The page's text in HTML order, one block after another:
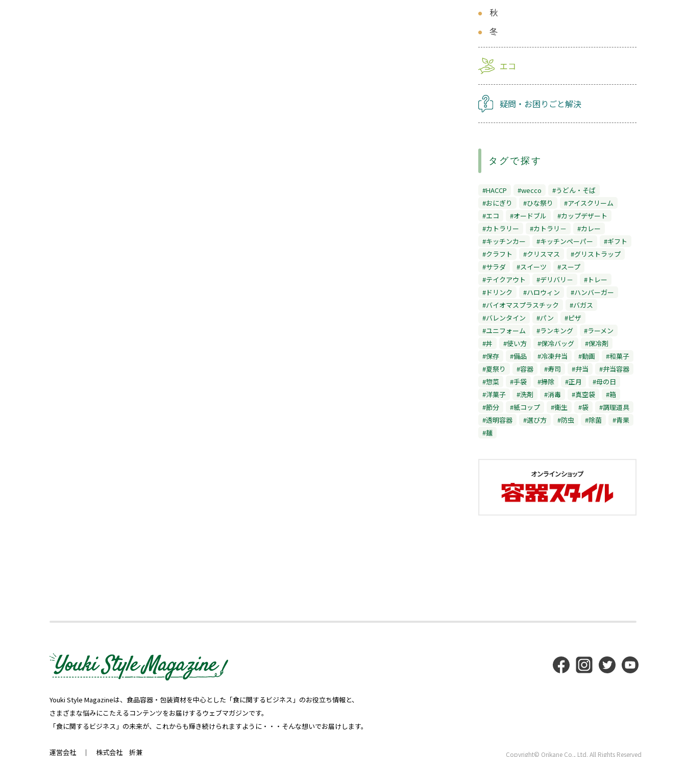
秋
冬
エコ
疑問・お困りごと解決
タグで探す
#HACCP #wecco
#うどん・そば
#おにぎり
#ひな祭り
#アイスクリーム
#エコ
#オードブル
#カップデザート
#カトラリー
#カトラリ－
#カレー
#キッチンカー
#キッチンペーパー
#ギフト
#クラフト
#クリスマス
#グリストラップ
#サラダ
#スイーツ
#スープ
#テイクアウト
#デリバリ－
#トレー
#ドリンク
#ハロウィン
#ハンバーガー
#バイオマスプラスチック
#バガス
#バレンタイン
#パン
#ピザ
#ユニフォーム
#ランキング
#ラーメン
#丼
#使い方 #保冷バッグ
#保冷剤
#保存
#備品 #冷凍弁当 #動画
#和菓子
#夏祭り
#容器 #寿司 #弁当
#弁当容器
#惣菜
#手袋 #掃除 #正月
#母の日
#洋菓子
#洗剤 #消毒 #真空袋
#箱
#節分
#紙コップ #衛生 #袋
#調理道具
#透明容器
#選び方 #防虫 #除菌
#青果
#麺
Youki Style Magazineは、食品容器・包装資材を中心とした「食に関するビジネス」のお役立ち情報と、
さまざまな悩みにこたえるコンテンツをお届けするウェブマガジンです。
「食に関するビジネス」の未来が、これからも輝き続けられますように・・・そんな想いでお届けします。
運営会社 ｜ 株式会社 折兼 Copyright© Orikane Co., Ltd. All Rights Reserved